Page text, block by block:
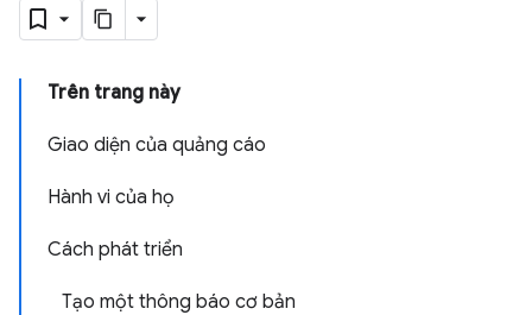
Trên trang này
Giao diện của quảng cáo
Hành vi của họ
Cách phát triển
Tạo một thông báo cơ bản